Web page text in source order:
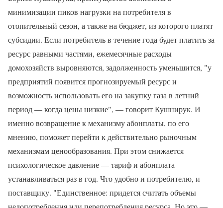
минимизации пиков нагрузки на потребителя в
отопительный сезон, а также на бюджет, из которого платят
субсидии. Если потребитель в течение года будет платить за
ресурс равными частями, ежемесячные расходы
домохозяйств выровняются, задолженность уменьшится, "у
предприятий появится прогнозируемый ресурс и
возможность использовать его на закупку газа в летний
период — когда цены низкие", — говорит Кушнирук. И
именно возвращение к механизму абонплаты, по его
мнению, поможет перейти к действительно рыночным
механизмам ценообразования. При этом снижается
психологическое давление — тариф и абонплата
устанавливаться раз в год. Что удобно и потребителю, и
поставщику. "Единственное: придется считать объемы